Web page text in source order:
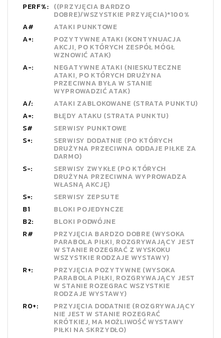
PERF%: ((PRZYJĘCIA BARDZO
DOBRE)/WSZYSTKIE PRZYJĘCIA)*100%
A#
ATAKI PUNKTOWE
A+:
POZYTYWNE ATAKI (KONTYNUACJA
AKCJI, PO KTÓRYCH ZESPÓŁ MÓGŁ
WZNOWIĆ ATAK)
A-:
NEGATYWNE ATAKI (NIESKUTECZNE
ATAKI, PO KTÓRYCH DRUŻYNA
PRZECIWNA BYŁA W STANIE
WYPROWADZIĆ ATAK)
A/:
ATAKI ZABLOKOWANE (STRATA PUNKTU)
A=:
BŁĘDY ATAKU (STRATA PUNKTU)
S#
SERWISY PUNKTOWE
S+:
SERWISY DODATNIE (PO KTÓRYCH
DRUŻYNA PRZECIWNA ODDAJE PIŁKE ZA
DARMO)
S-:
SERWISY ZWYKŁE (PO KTÓRYCH
DRUŻYNA PRZECIWNA WYPROWADZA
WŁASNĄ AKCJĘ)
S=:
SERWISY ZEPSUTE
B1
BLOKI POJEDYNCZE
B2:
BLOKI PODWÓJNE
R#
PRZYJĘCIA BARDZO DOBRE (WYSOKA
PARABOLA PIŁKI, ROZGRYWAJĄCY JEST
W STANIE ROZEGRAĆ Z WYSKOKU
WSZYSTKIE RODZAJE WYSTAWY)
R+:
PRZYJĘCIA POZYTYWNE (WYSOKA
PARABOLA PIŁKI, ROZGRYWAJĄCY JEST
W STANIE ROZEGRAC WSZYSTKIE
RODZAJE WYSTAWY)
R0+:
PRZYJĘCIA DODATNIE (ROZGRYWAJĄCY
NIE JEST W STANIE ROZEGRAĆ
KRÓTKIEJ, MA MOŻLIWOŚĆ WYSTAWY
PIŁKI NA SKRZYDŁO)